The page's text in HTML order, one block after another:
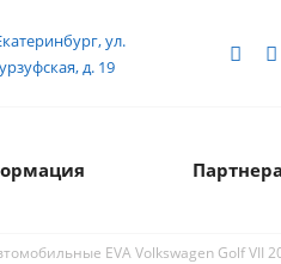
ул.
д. 19
EVA Volkswagen Golf VII